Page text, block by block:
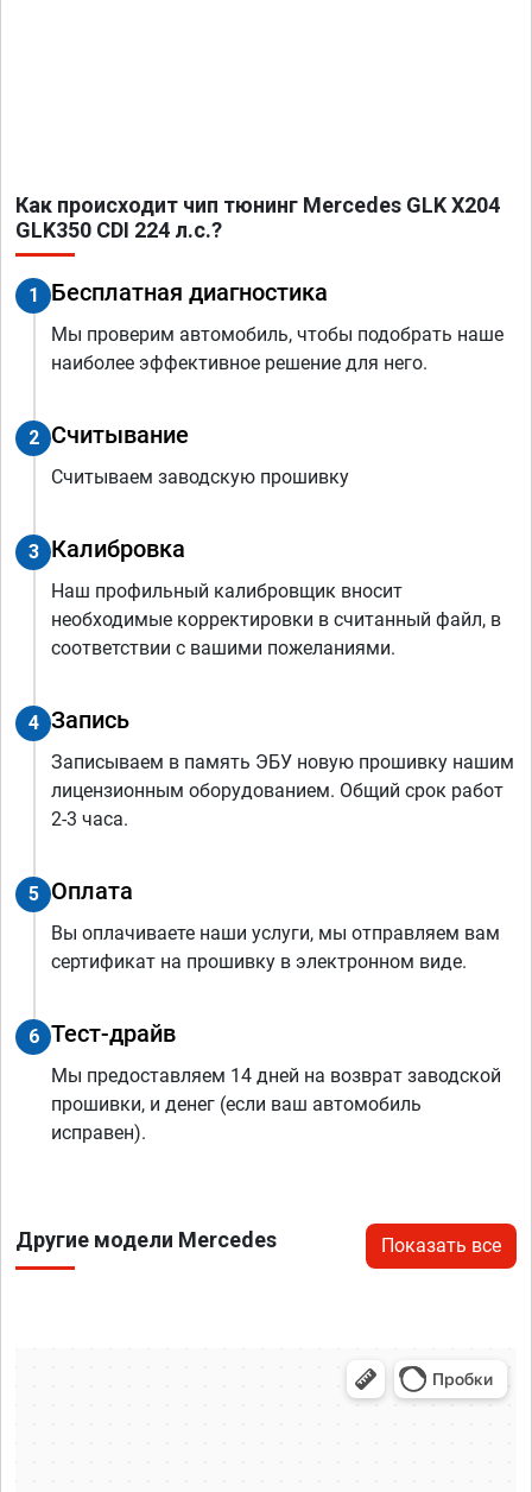
Как происходит чип тюнинг Mercedes GLK X204
GLK350 CDI 224 л.с.?
1 Бесплатная диагностика
Мы проверим автомобиль, чтобы подобрать наше
наиболее эффективное решение для него.
2 Считывание
Считываем заводскую прошивку
3 Калибровка
Наш профильный калибровщик вносит
необходимые корректировки в считанный файл, в
соответствии с вашими пожеланиями.
4 Запись
Записываем в память ЭБУ новую прошивку нашим
лицензионным оборудованием. Общий срок работ
2-3 часа.
5 Оплата
Вы оплачиваете наши услуги, мы отправляем вам
сертификат на прошивку в электронном виде.
6 Тест-драйв
Мы предоставляем 14 дней на возврат заводской
прошивки, и денег (если ваш автомобиль
исправен).
Другие модели Mercedes Показать все